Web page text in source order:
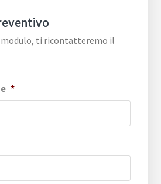
modulo, ti ricontatteremo il
*